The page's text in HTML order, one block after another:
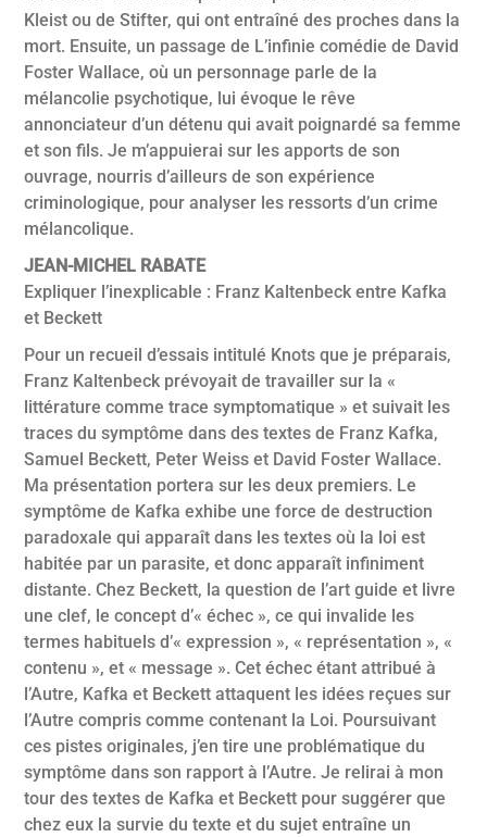
Kleist ou de Stifter, qui ont entraîné des proches dans la
mort. Ensuite, un passage de L’infinie comédie de David
Foster Wallace, où un personnage parle de la
mélancolie psychotique, lui évoque le rêve
annonciateur d’un détenu qui avait poignardé sa femme
et son fils. Je m’appuierai sur les apports de son
ouvrage, nourris d’ailleurs de son expérience
criminologique, pour analyser les ressorts d’un crime
mélancolique.
JEAN-MICHEL RABATE
Expliquer l’inexplicable : Franz Kaltenbeck entre Kafka
et Beckett
Pour un recueil d’essais intitulé Knots que je préparais,
Franz Kaltenbeck prévoyait de travailler sur la «
littérature comme trace symptomatique » et suivait les
traces du symptôme dans des textes de Franz Kafka,
Samuel Beckett, Peter Weiss et David Foster Wallace.
Ma présentation portera sur les deux premiers. Le
symptôme de Kafka exhibe une force de destruction
paradoxale qui apparaît dans les textes où la loi est
habitée par un parasite, et donc apparaît infiniment
distante. Chez Beckett, la question de l’art guide et livre
une clef, le concept d’« échec », ce qui invalide les
termes habituels d’« expression », « représentation », «
contenu », et « message ». Cet échec étant attribué à
l’Autre, Kafka et Beckett attaquent les idées reçues sur
l’Autre compris comme contenant la Loi. Poursuivant
ces pistes originales, j’en tire une problématique du
symptôme dans son rapport à l’Autre. Je relirai à mon
tour des textes de Kafka et Beckett pour suggérer que
chez eux la survie du texte et du sujet entraîne un